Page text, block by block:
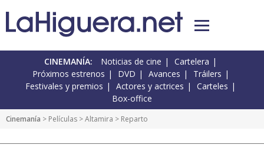
CINEMANÍA: Noticias de cine
Cartelera
Próximos estrenos
DVD Avances
Tráilers
Festivales y premios
Actores y actrices
Carteles
Box-office
Cinemanía > Películas >Altamira > Reparto